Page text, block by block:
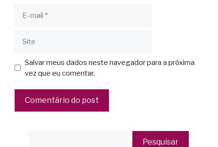
Salvar meus dados neste navegador para a próxima
vez que eu comentar.
Pesquisar